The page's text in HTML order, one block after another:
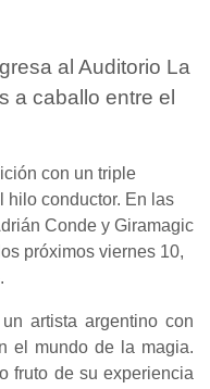
al Auditorio La
a caballo entre el
con un triple
hilo conductor. En las
Conde y Giramagic
próximos viernes 10,
artista argentino con
el mundo de la magia.
fruto de su experiencia